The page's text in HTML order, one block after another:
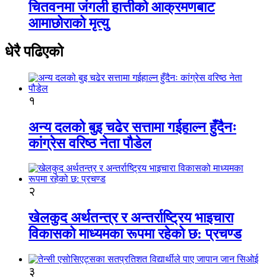
चितवनमा जंगली हात्तीको आक्रमणबाट
आमाछोराको मृत्यु
धेरै पढिएको
१
अन्य दलको बुइ चढेर सत्तामा गईहाल्न हुँदैनः
कांग्रेस वरिष्ठ नेता पौडेल
२
खेलकुद अर्थतन्त्र र अन्तर्राष्ट्रिय भाइचारा
विकासको माध्यमका रूपमा रहेको छ: प्रचण्ड
३